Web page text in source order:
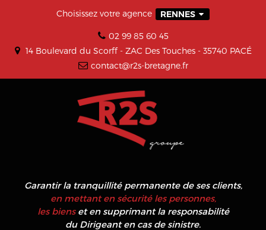
Choisissez votre agence RENNES
02 99 85 60 45
14 Boulevard du Scorff - ZAC Des Touches - 35740 PACÉ
contact@r2s-bretagne.fr
Garantir la tranquillité permanente de ses clients,
en mettant en sécurité les personnes,
les bienset en supprimant la responsabilité
du Dirigeant en cas de sinistre.